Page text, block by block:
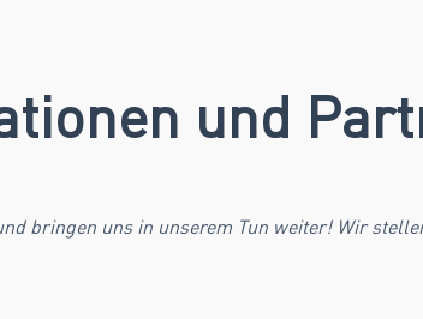
und
bringen uns in unserem Tun weiter! Wir